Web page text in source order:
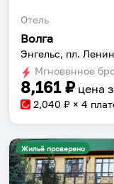
Отель
Волга
Энгельс, пл.
Мгновенное
8,161₽ цена
2,040 ₽ × 4
Жильё проверено